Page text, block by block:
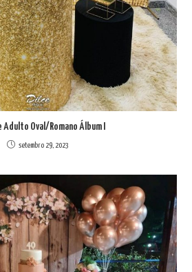
Adulto Oval/Romano Álbum I
setembro 29, 2023